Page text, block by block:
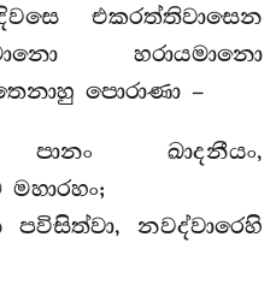
එකරත්තිවාසෙන
හරායමානො
පොරාණා –
පානං ඛාදනීයං,
පවිසිත්වා, නවද්වාරෙහි